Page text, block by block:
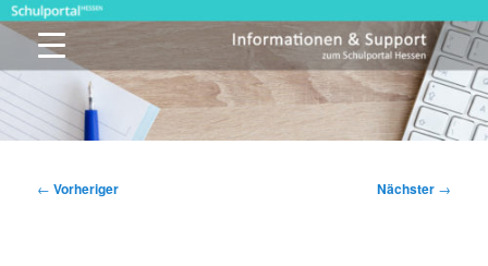
Zum
primären
springenSchulportal Hessen
Beitragsnavigation
← Vorheriger Nächster →